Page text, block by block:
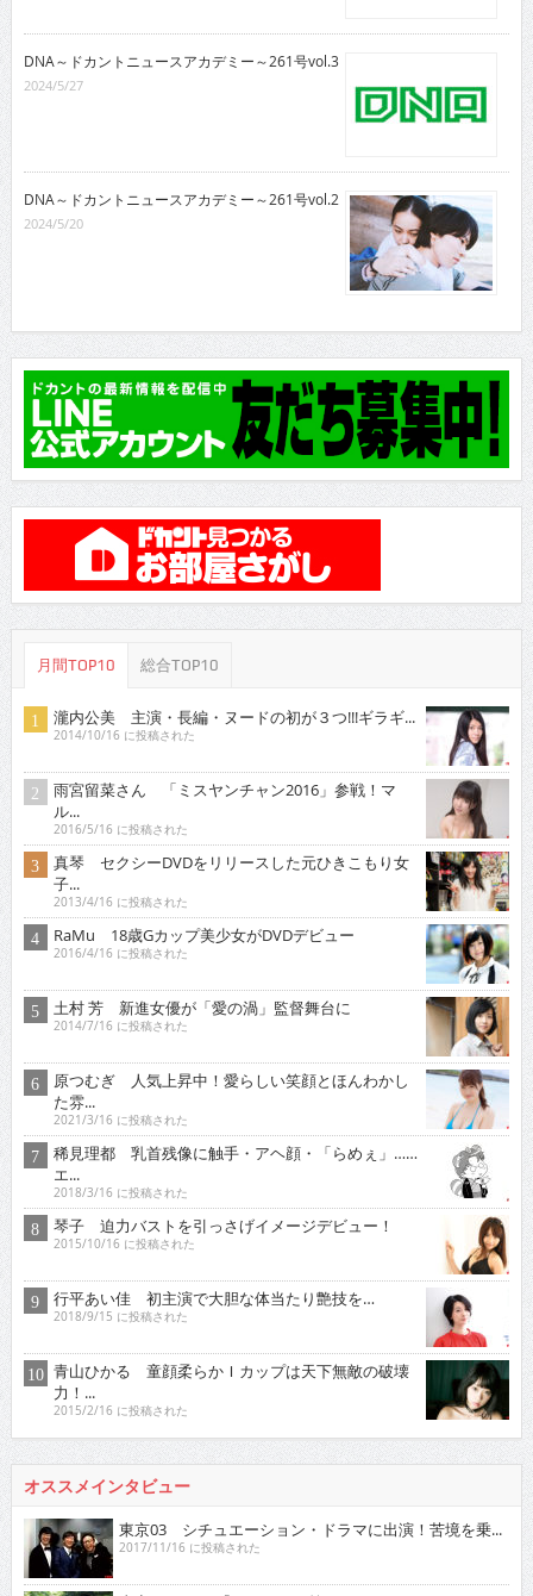
DNA～ドカントニュースアカデミー～261号vol.3
2024/5/27
DNA～ドカントニュースアカデミー～261号vol.2
2024/5/20
月間TOP10 総合TOP10
瀧内公美 主演・長編・ヌードの初が３つ!!!ギラギ...
2014/10/16 に投稿された
雨宮留菜さん 「ミスヤンチャン2016」参戦！マ
ル...
2016/5/16 に投稿された
真琴 セクシーDVDをリリースした元ひきこもり女
子...
2013/4/16 に投稿された
RaMu 18歳Gカップ美少女がDVDデビュー
2016/4/16 に投稿された
土村 芳 新進女優が「愛の渦」監督舞台に
2014/7/16 に投稿された
原つむぎ 人気上昇中！愛らしい笑顔とほんわかし
た雰...
2021/3/16 に投稿された
稀見理都 乳首残像に触手・アヘ顔・「らめぇ」……
エ...
2018/3/16 に投稿された
琴子 迫力バストを引っさげイメージデビュー！
2015/10/16 に投稿された
行平あい佳 初主演で大胆な体当たり艶技を…
2018/9/15 に投稿された
青山ひかる 童顔柔らかＩカップは天下無敵の破壊
力！...
2015/2/16 に投稿された
オススメインタビュー
東京03 シチュエーション・ドラマに出演！苦境を乗...
2017/11/16 に投稿された